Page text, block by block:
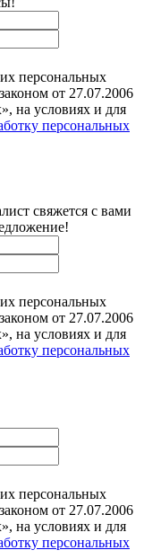
персональных
от 27.07.2006
на условиях и для
персональных
свяжется с вами
персональных
от 27.07.2006
на условиях и для
персональных
персональных
от 27.07.2006
на условиях и для
персональных